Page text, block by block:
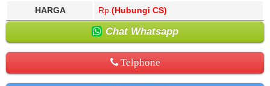
HARGA Rp. (Hubungi CS)
Chat Whatsapp
Telphone